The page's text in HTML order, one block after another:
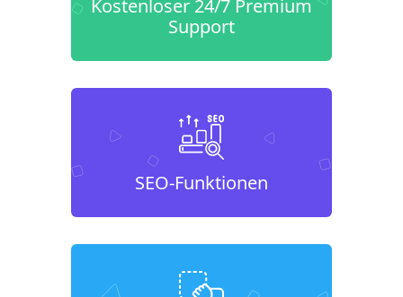
Kostenloser 24/7 Premium
Support
SEO-Funktionen